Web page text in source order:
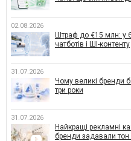
02.08.2026
Штраф до €15 млн: у
чатботів і ШІ-контенту
31.07.2026
Чому великі бренди
три роки
31.07.2026
Найкращі рекламні
бренди задавали тон